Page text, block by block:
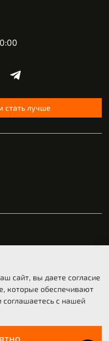
стать лучше
сайт, вы даете согласие
которые обеспечивают
соглашаетесь с нашей